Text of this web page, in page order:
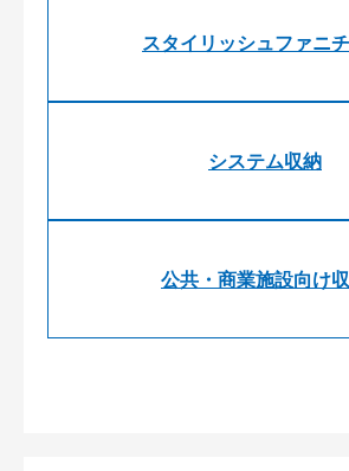
スタイリッシュファニ
システム収納
公共・商業施設向け